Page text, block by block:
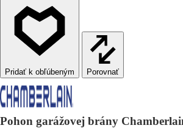
Porovnať
Pohon garážovej brány